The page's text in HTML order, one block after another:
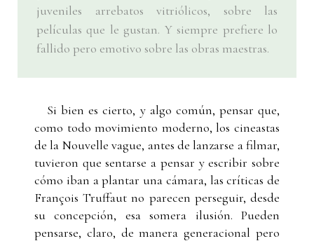
juveniles arrebatos vitriólicos, sobre las
películas que le gustan. Y siempre prefiere lo
fallido pero emotivo sobre las obras maestras.
Si bien es cierto, y algo común, pensar que,
como todo movimiento moderno, los cineastas
de la Nouvelle vague, antes de lanzarse a filmar,
tuvieron que sentarse a pensar y escribir sobre
cómo iban a plantar una cámara, las críticas de
François Truffaut no parecen perseguir, desde
su concepción, esa somera ilusión. Pueden
pensarse, claro, de manera generacional pero